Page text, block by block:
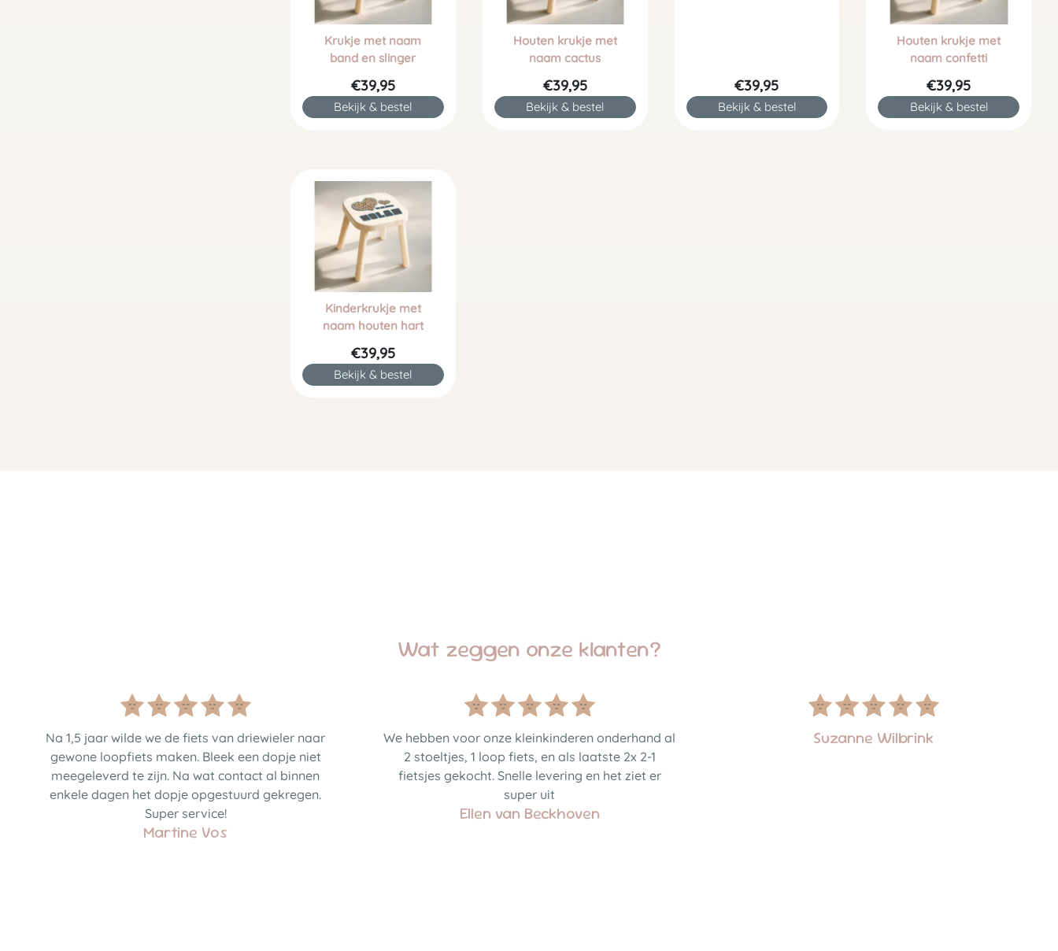
Krukje met naam
band en slinger
€39,95
Bekijk & bestel
Houten krukje met
naam cactus
€39,95
Bekijk & bestel
€39,95
Bekijk & bestel
Houten krukje met
naam confetti
€39,95
Bekijk & bestel
Kinderkrukje met
naam houten hart
€39,95
Bekijk & bestel
Wat zeggen onze klanten?
Na 1,5 jaar wilde we de fiets van driewieler naar
gewone loopfiets maken. Bleek een dopje niet
meegeleverd te zijn. Na wat contact al binnen
enkele dagen het dopje opgestuurd gekregen.
Super service!
Martine Vos
We hebben voor onze kleinkinderen onderhand al
2 stoeltjes, 1 loop fiets, en als laatste 2x 2-1
fietsjes gekocht. Snelle levering en het ziet er
super uit
Ellen van Beckhoven
Suzanne Wilbrink